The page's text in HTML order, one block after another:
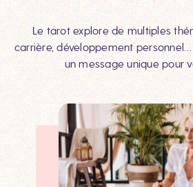
Le tarot explore de multiples
carrière, développement
un message unique pour